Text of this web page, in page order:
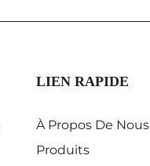
LIEN RAPIDE
À Propos De Nous
Produits